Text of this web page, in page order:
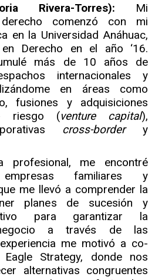
Rivera-Torres): Mi
comenzó con mi
en la Universidad Anáhuac,
Derecho en el año ‘16.
más de 10 años de
internacionales y
en áreas como
fusiones y adquisiciones
riesgo (venture capital),
cross-bordery
profesional, me encontré
familiares y
me llevó a comprender la
planes de sucesión y
para garantizar la
a través de las
me motivó a co-
Strategy, donde nos
alternativas congruentes